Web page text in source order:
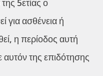
5ετίας ο
για ασθένεια ή
η περίοδος αυτή
αυτόν της επιδότησης